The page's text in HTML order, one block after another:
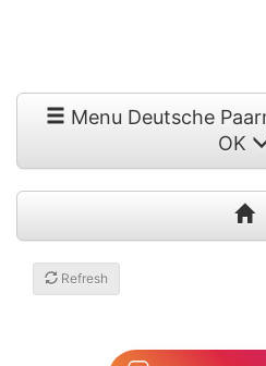
Menu Deutsche
OK
Refresh